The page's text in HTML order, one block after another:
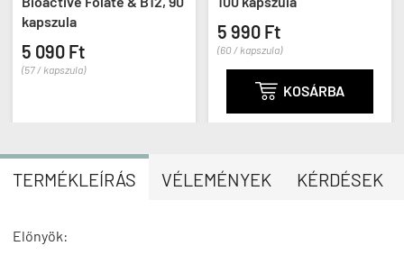
kapszula
5 090 Ft
(57 / kapszula)
5 990 Ft
(60 / kapszula)
 KOSÁRBA
TERMÉKLEÍRÁS VÉLEMÉNYEK KÉRDÉSEK
Előnyök: